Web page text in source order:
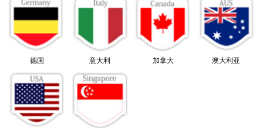
德国 意大利 加拿大 澳大利亚